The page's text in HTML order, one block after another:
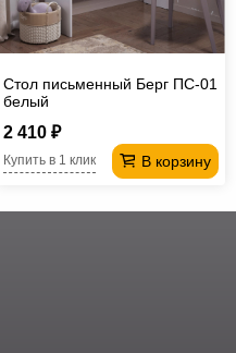
Стол письменный Берг ПС-01
белый
2 410 ₽
В корзину
Купить в 1 клик